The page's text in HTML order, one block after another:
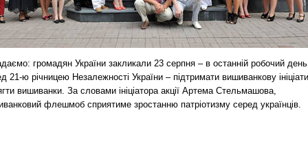
громадян України закликали 23 серпня – в останній робочий день
21-ю річницею Незалежності України – підтримати вишиванкову
вишиванки. За словами ініціатора акції Артема Стельмашова,
флешмоб сприятиме зростанню патріотизму серед українців.